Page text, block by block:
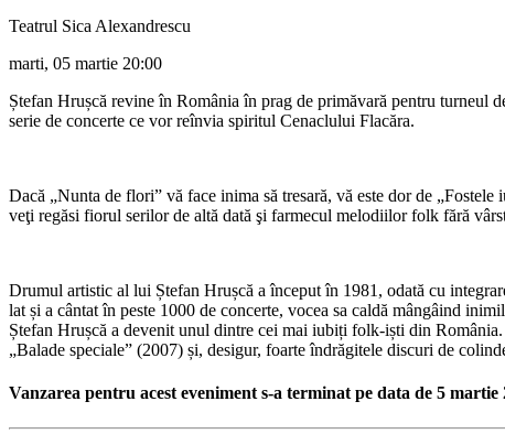
Teatrul Sica Alexandrescu
marti, 05 martie 20:00
Ștefan Hrușcă revine în România în prag de primăvară pentru
serie de concerte ce vor reînvia spiritul Cenaclului Flacăra.
Dacă „Nunta de flori” vă face inima să tresară, vă este dor de
veţi regăsi fiorul serilor de altă dată şi farmecul melodiilor folk fără
Drumul artistic al lui Ștefan Hrușcă a început în 1981, odată cu
lat și a cântat în peste 1000 de concerte, vocea sa caldă mângâind
Ștefan Hrușcă a devenit unul dintre cei mai iubiți folk-iști din
„Balade speciale” (2007) și, desigur, foarte îndrăgitele discuri de
Vanzarea pentru acest eveniment s-a terminat pe data de 5 martie